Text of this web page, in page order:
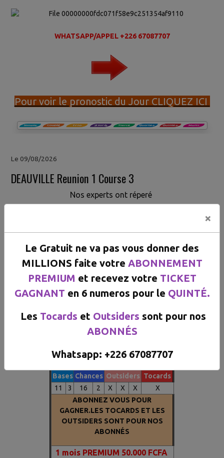
WHATSAPP/APPEL +226 67087707
Pour voir le pronostic du Jour CLIQUEZ ICI
Le 09/08/2026
DEAUVILLE Reunion 1 Course 3
Nos experts ont réperé
chance de faire l'arrivee, Arretez de perdre
DEAUVILLE R1 C3
Le GRATUIT est difficile a
EXPLOITER ABONNEZ vous pour
recevoir nos 6 NUMEROS 100% a
Bases Chances Outsiders Tocards
11
3 16 2 X X X
X
ABONNEZ VOUS POUR
GAGNER.LES TOCARDS ET LES
OUTSIDERS SONT POUR NOS
ABONNÉS
1 mois PREMIUM 50.000 FCFA
×
Le Gratuit ne va pas vous donner des
MILLIONS faite votre ABONNEMENT
PREMIUM et recevez votre TICKET
GAGNANT en 6 numeros pour le QUINTÉ.
Les Tocards et Outsiders sont pour nos
ABONNÉS
Whatsapp: +226 67087707​​​​​